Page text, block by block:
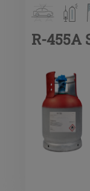
R-455A